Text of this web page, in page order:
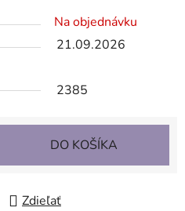
Na objednávku
21.09.2026
2385
DO KOŠÍKA
Zdieľať